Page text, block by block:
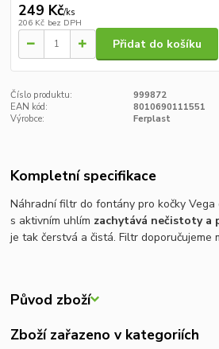
249 Kč/ks
206 Kč bez DPH
Přidat do košíku
Číslo produktu:
999872
EAN kód:
8010690111551
Výrobce:
Ferplast
Kompletní specifikace
Náhradní filtr do fontány pro kočky
s aktivním uhlím zachytává nečistoty a
je tak čerstvá a čistá. Filtr doporučujeme
Původ zboží
Zboží zařazeno v kategoriích